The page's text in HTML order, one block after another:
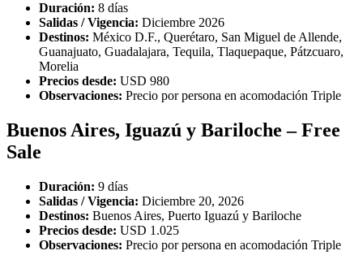
Duración: 8 días
Salidas / Vigencia: Diciembre 2026
Destinos: México D.F., Querétaro, San Miguel de Allende,
Guanajuato, Guadalajara, Tequila, Tlaquepaque, Pátzcuaro,
Morelia
Precios desde: USD 980
Observaciones: Precio por persona en acomodación Triple
Buenos Aires, Iguazú y Bariloche – Free
Sale
Duración: 9 días
Salidas / Vigencia: Diciembre 20, 2026
Destinos: Buenos Aires, Puerto Iguazú y Bariloche
Precios desde: USD 1.025
Observaciones: Precio por persona en acomodación Triple